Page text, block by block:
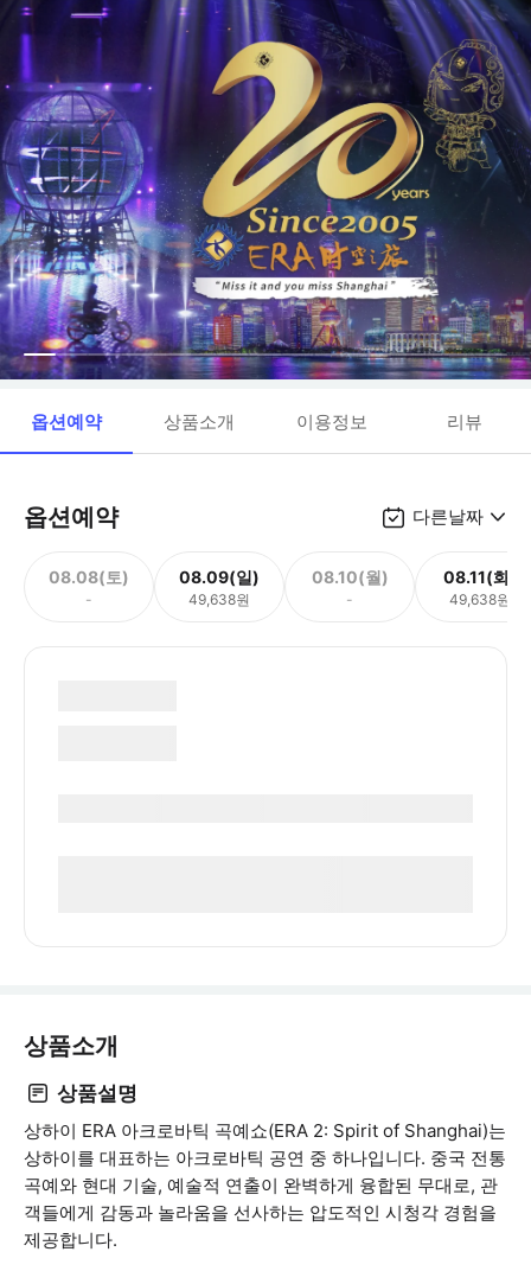
옵션예약 상품소개 이용정보 리뷰
옵션예약 다른날짜
08.08(토)
-
08.09(일)
49,638원
08.10(월)
-
08.11(화)
49,638원
상품소개
상품설명
상하이 ERA 아크로바틱 곡예쇼(ERA 2: Spirit of Shanghai)는
상하이를 대표하는 아크로바틱 공연 중 하나입니다. 중국 전통
곡예와 현대 기술, 예술적 연출이 완벽하게 융합된 무대로, 관
객들에게 감동과 놀라움을 선사하는 압도적인 시청각 경험을
제공합니다.